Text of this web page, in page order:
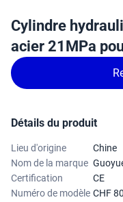
Cylindre
acier 21MPa
Détails du produit
Lieu d'origine
Chine
Nom de la marque
Certification
CE
Numéro de modèle CHF